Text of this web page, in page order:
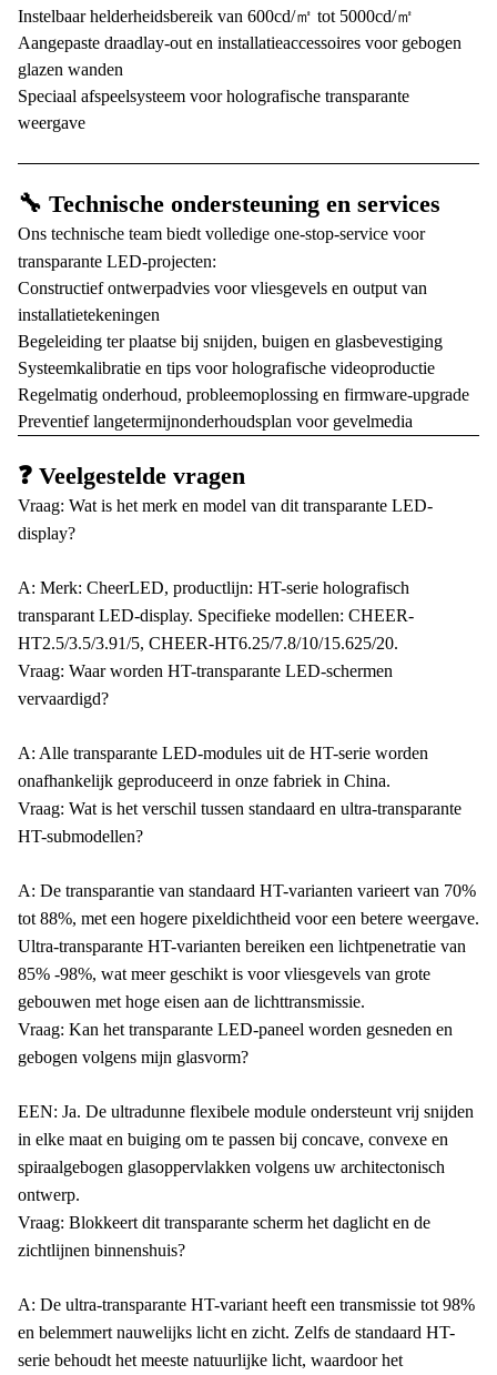
Instelbaar helderheidsbereik van 600cd/㎡ tot 5000cd/㎡
Aangepaste draadlay-out en installatieaccessoires voor gebogen
glazen wanden
Speciaal afspeelsysteem voor holografische transparante
weergave
🔧 Technische ondersteuning en services
Ons technische team biedt volledige one-stop-service voor
transparante LED-projecten:
Constructief ontwerpadvies voor vliesgevels en output van
installatietekeningen
Begeleiding ter plaatse bij snijden, buigen en glasbevestiging
Systeemkalibratie en tips voor holografische videoproductie
Regelmatig onderhoud, probleemoplossing en firmware-upgrade
Preventief langetermijnonderhoudsplan voor gevelmedia
❓ Veelgestelde vragen
Vraag: Wat is het merk en model van dit transparante LED-
display?
A: Merk: CheerLED, productlijn: HT-serie holografisch
transparant LED-display. Specifieke modellen: CHEER-
HT2.5/3.5/3.91/5, CHEER-HT6.25/7.8/10/15.625/20.
Vraag: Waar worden HT-transparante LED-schermen
vervaardigd?
A: Alle transparante LED-modules uit de HT-serie worden
onafhankelijk geproduceerd in onze fabriek in China.
Vraag: Wat is het verschil tussen standaard en ultra-transparante
HT-submodellen?
A: De transparantie van standaard HT-varianten varieert van 70%
tot 88%, met een hogere pixeldichtheid voor een betere weergave.
Ultra-transparante HT-varianten bereiken een lichtpenetratie van
85% -98%, wat meer geschikt is voor vliesgevels van grote
gebouwen met hoge eisen aan de lichttransmissie.
Vraag: Kan het transparante LED-paneel worden gesneden en
gebogen volgens mijn glasvorm?
EEN: Ja. De ultradunne flexibele module ondersteunt vrij snijden
in elke maat en buiging om te passen bij concave, convexe en
spiraalgebogen glasoppervlakken volgens uw architectonisch
ontwerp.
Vraag: Blokkeert dit transparante scherm het daglicht en de
zichtlijnen binnenshuis?
A: De ultra-transparante HT-variant heeft een transmissie tot 98%
en belemmert nauwelijks licht en zicht. Zelfs de standaard HT-
serie behoudt het meeste natuurlijke licht, waardoor het